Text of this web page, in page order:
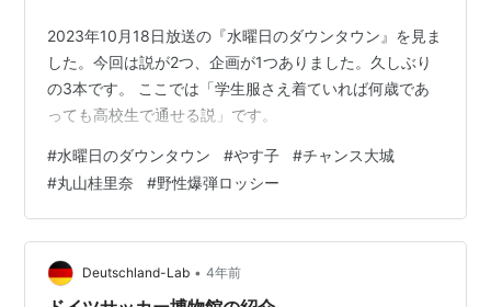
2023年10月18日放送の『水曜日のダウンタウン』を見ま
した。今回は説が2つ、企画が1つありました。久しぶり
の3本です。 ここでは「学生服さえ着ていれば何歳であ
っても高校生で通せる説」です。
#水曜日のダウンタウン #やす子 #チャンス大城
#丸山桂里奈 #野性爆弾ロッシー
Deutschland-Lab • 4年前